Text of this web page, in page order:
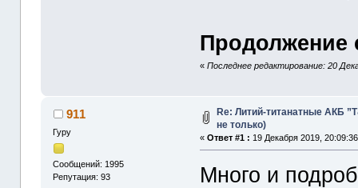
Продолжение
«Последнее редактирование: 20
911
Гуру
Сообщений: 1995
Репутация: 93
Re: Литий-титанатные АКБ
не только)
«Ответ #1 : 19 Декабря 2019,
Много и